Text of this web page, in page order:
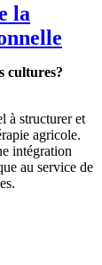
la
cultures?
à structurer et
agricole.
intégration
au service de